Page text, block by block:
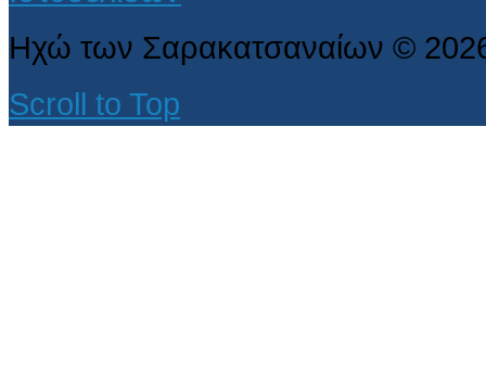
Ηχώ των Σαρακατσαναίων ©
Scroll to Top